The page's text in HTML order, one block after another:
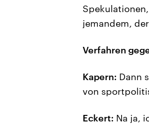
jemandem,
Verfahren
Kapern: Dann
von
Eckert: Na ja,